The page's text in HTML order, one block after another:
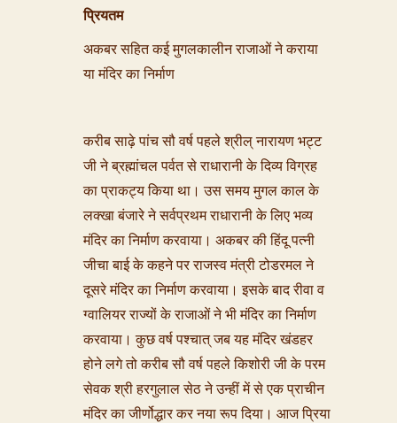
प्रियतम
अकबर सहित कई मुगलकालीन राजाओं ने कराया
या मंदिर का निर्माण
करीब साढ़े पांच सौ वर्ष पहले श्रील् नारायण भट्ट
जी ने ब्र‌ह्मांचल पर्वत से राधारानी के दिव्य विग्रह
का प्राकट्य किया था। उस समय मुगल काल के
लक्खा बंजारे ने सर्वप्रथम राधारानी के लिए भव्य
मंदिर का निर्माण करवाया। अकबर की हिंदू पत्नी
जीचा बाई के कहने पर राजस्व मंत्री टोडरमल ने
दूसरे मंदिर का निर्माण करवाया। इसके बाद रीवा व
ग्वालियर राज्यों के राजाओं ने भी मंदिर का निर्माण
करवाया। कुछ वर्ष पश्चात् जब यह मंदिर खंडहर
होने लगे तो करीब सौ वर्ष पहले किशोरी जी के परम
सेवक श्री हरगुलाल सेठ ने उन्हीं में से एक प्राचीन
मंदिर का जीर्णोद्धार कर नया रूप दिया। आज प्रिया